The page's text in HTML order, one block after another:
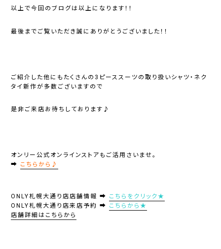
以上で今回のブログは以上になります！！
最後までご覧いただき誠にありがとうございました！！
ご紹介した他にもたくさんの3ピーススーツの取り扱いシャツ・ネク
タイ新作が多数ございますので
是非ご来店お待ちしております♪
オンリー公式オンラインストアもご活用さいませ。
➡ こちらから♪
ONLY札幌大通り店店舗情報 ➡ こちらをクリック★
ONLY札幌大通り店来店予約 ➡ こちらから★
店舗詳細はこちらから